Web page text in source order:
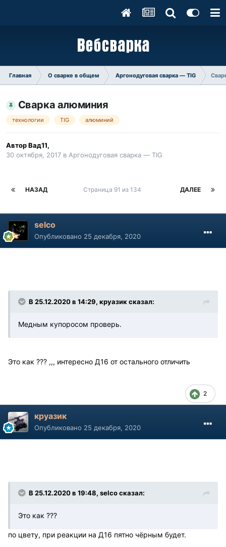
Главная О сварке в общем Аргонодуговая сварка — TIG
Сварка алюминия
технологии TIG алюминий
АвторВад11,
30 октября, 2017 в Аргонодуговая сварка — TIG
НАЗАД ДАЛЕЕ
Страница 91 из 134
selco
Опубликовано 25 декабря, 2020
В 25.12.2020 в 14:29, круазик сказал:
Медным купоросом проверь.
Это как ??? ,,, интересно Д16 от остального отличить
2
круазик
Опубликовано 25 декабря, 2020
В 25.12.2020 в 19:48, selco сказал:
Это как ???
по цвету, при реакции на Д16 пятно чёрным будет.